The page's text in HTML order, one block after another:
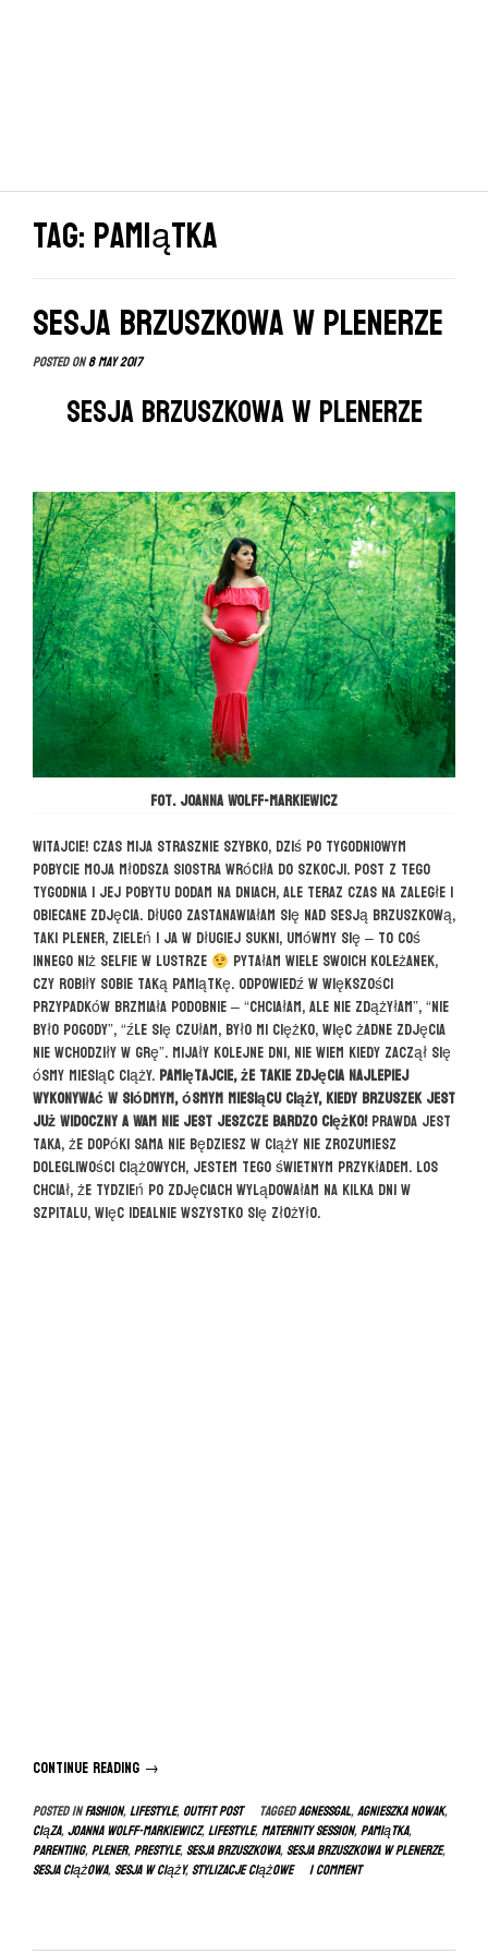
Tag: pamiątka
Sesja brzuszkowa w plenerze
Posted on8 May 2017
Sesja brzuszkowa w plenerze
fot. Joanna Wolff-Markiewicz
Witajcie! Czas mija strasznie szybko, dziś po tygodniowym
pobycie moja młodsza siostra wróciła do Szkocji. Post z tego
tygodnia i jej pobytu dodam na dniach, ale teraz czas na zaległe i
obiecane zdjęcia. Długo zastanawiałam się nad sesją brzuszkową,
taki plener, zieleń i ja w długiej sukni, umówmy się – to coś
innego niż selfie w lustrze
Pytałam wiele swoich koleżanek,
czy robiły sobie taką pamiątkę. Odpowiedź w większości
przypadków brzmiała podobnie – “chciałam, ale nie zdążyłam”, “nie
było pogody”, “źle się czułam, było mi ciężko, więc żadne zdjęcia
nie wchodziły w grę”. Mijały kolejne dni, nie wiem kiedy zaczął się
ósmy miesiąc ciąży. Pamiętajcie, że takie zdjęcia najlepiej
wykonywać w siódmym, ósmym miesiącu ciąży, kiedy brzuszek jest
już widoczny a Wam nie jest jeszcze bardzo ciężko!Prawda jest
taka, że dopóki sama nie będziesz w ciąży nie zrozumiesz
dolegliwości ciążowych, jestem tego świetnym przykładem. Los
chciał, że tydzień po zdjęciach wylądowałam na kilka dni w
szpitalu, więc idealnie wszystko się złożyło.
Continue reading “Sesja
w
plenerze”
→
Posted inFASHION,LIFESTYLE,OUTFIT POST Taggedagnessgal,agnieszka nowak,
ciąza,joanna wolff-markiewicz,lifestyle,maternity session,pamiątka,
parenting,plener,prestyle,sesja brzuszkowa,sesja brzuszkowa w plenerze,
sesja ciążowa,sesja w ciąży,stylizacje ciążowe 1 Comment